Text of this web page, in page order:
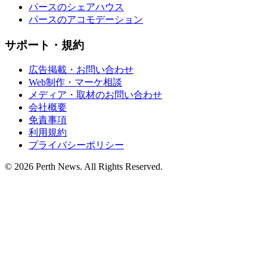
パースのシェアハウス
パースのアコモデーション
サポート・規約
広告掲載・お問い合わせ
Web制作・マーケ相談
メディア・取材のお問い合わせ
会社概要
免責事項
利用規約
プライバシーポリシー
© 2026 Perth News. All Rights Reserved.